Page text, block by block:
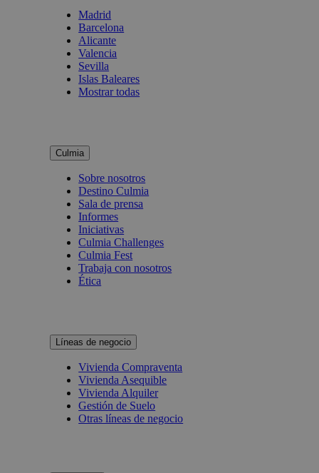
Madrid
Barcelona
Alicante
Valencia
Sevilla
Islas Baleares
Mostrar todas
Culmia
Sobre nosotros
Destino Culmia
Sala de prensa
Informes
Iniciativas
Culmia Challenges
Culmia Fest
Trabaja con nosotros
Ética
Líneas de negocio
Vivienda Compraventa
Vivienda Asequible
Vivienda Alquiler
Gestión de Suelo
Otras líneas de negocio